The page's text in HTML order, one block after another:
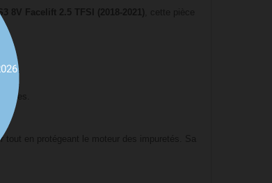
8V Facelift 2.5 TFSI (2018-2021)
en protégeant le moteur des impuretés. Sa